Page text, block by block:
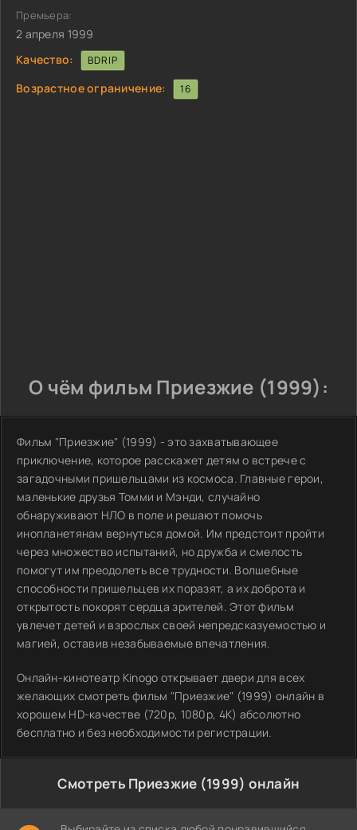
Премьера:
2 апреля 1999
Качество:
BDRIP
Возрастное ограничение: 16
О чём фильм Приезжие (1999):
Фильм "Приезжие" (1999) - это захватывающее
приключение, которое расскажет детям о встрече с
загадочными пришельцами из космоса. Главные герои,
маленькие друзья Томми и Мэнди, случайно
обнаруживают НЛО в поле и решают помочь
инопланетянам вернуться домой. Им предстоит пройти
через множество испытаний, но дружба и смелость
помогут им преодолеть все трудности. Волшебные
способности пришельцев их поразят, а их доброта и
открытость покорят сердца зрителей. Этот фильм
увлечет детей и взрослых своей непредсказуемостью и
магией, оставив незабываемые впечатления.
Онлайн-кинотеатр Kinogo открывает двери для всех
желающих смотреть фильм "Приезжие" (1999) онлайн в
хорошем HD-качестве (720p, 1080p, 4K) абсолютно
бесплатно и без необходимости регистрации.
Смотреть Приезжие (1999) онлайн